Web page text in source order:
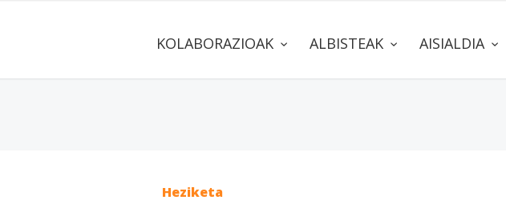
KOLABORAZIOAK ALBISTEAK AISIALDIA
Heziketa